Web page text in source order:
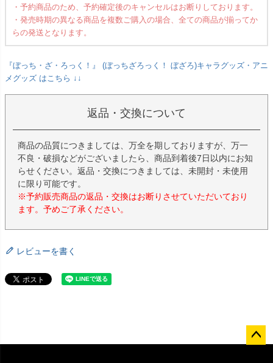
・予約商品のため、予約確定後のキャンセルはお断りしております。
・発売時期の異なる商品を複数ご購入の場合、全ての商品が揃ってか
らの発送となります。
『ぼっち・ざ・ろっく！』 (ぼっちざろっく！ ぼざろ)キャラグッズ・アニ
メグッズ はこちら ↓↓
返品・交換について
商品の品質につきましては、万全を期しておりますが、万一
不良・破損などがございましたら、商品到着後7日以内にお知
らせください。返品・交換につきましては、未開封・未使用
に限り可能です。
※予約販売商品の返品・交換はお断りさせていただいており
ます。予めご了承ください。
レビューを書く